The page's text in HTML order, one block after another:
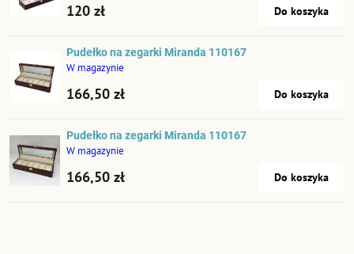
120 zł Do koszyka
Pudełko na zegarki Miranda 110167
W magazynie
166,50 zł Do koszyka
Pudełko na zegarki Miranda 110167
W magazynie
166,50 zł Do koszyka